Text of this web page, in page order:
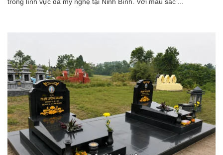
trong lĩnh vực đá mỹ nghệ tại Ninh Bình. Với màu sắc ...